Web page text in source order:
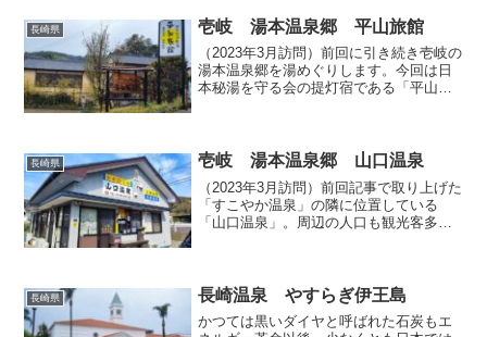
長崎県 壱岐 湯本温泉郷 平山旅館
（2023年3月訪問）前回に引き続き壱岐の
湯本温泉郷を湯めぐりします。今回は日
本秘湯を守る会の提灯宿である「平山旅
ッフの方の対応も実...
長崎県 壱岐 湯本温泉郷 山口温泉
（2023年3月訪問）前回記事で取り上げた
「すこやか温泉」の隣に位置している
「山口温泉」。周辺の人口も観光客多い
おり、一見の他所者...
長崎県 長崎温泉 やすらぎ伊王島
かつては黒いダイヤと呼ばれた石炭もエ